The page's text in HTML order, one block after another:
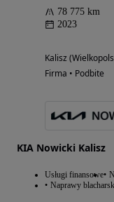
78 775 km
2023
Kalisz
Firma • Podbite
KIA Nowicki Kalisz
Usługi finansowe
Naprawy